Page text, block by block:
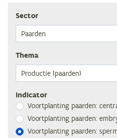
Sec­tor
The­ma
Indicator
Voort­plan­ting paar­den:
Voort­plan­ting paar­den:
Voort­plan­ting paar­den: